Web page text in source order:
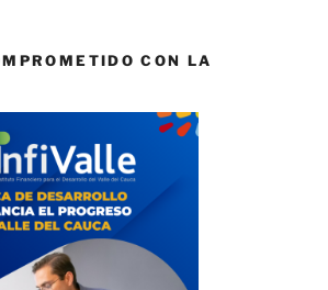
CON LA